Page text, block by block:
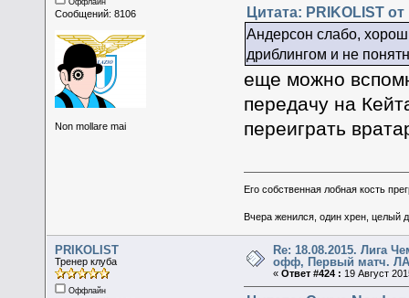
Сообщений: 8106
Non mollare mai
Цитата: PRIKOLIST
Андерсон слабо,
дриблингом и не
еще можно
передачу на
переиграть
Его собственная лобная кость
Вчера женился, один хрен, целый
PRIKOLIST
Тренер клуба
Оффлайн
Re: 18.08.2015. Лига
офф, Первый матч.
«Ответ #424 : 19 Август